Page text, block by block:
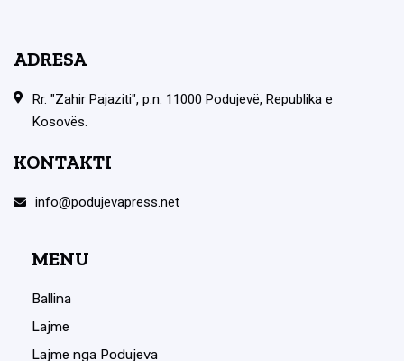
ADRESA
Rr. "Zahir Pajaziti", p.n. 11000 Podujevë, Republika e
Kosovës.
KONTAKTI
info@podujevapress.net
MENU
Ballina
Lajme
Lajme nga Podujeva